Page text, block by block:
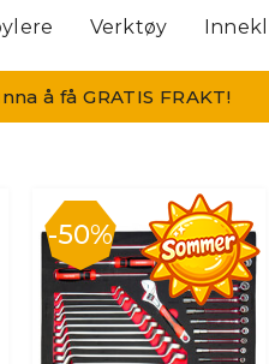
Verktøy
å få GRATIS FRAKT!
50%